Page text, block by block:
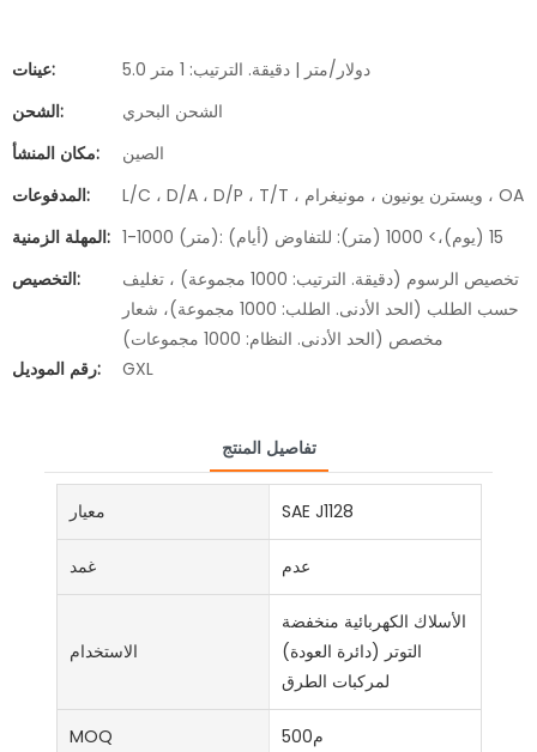
عينات:
5.0 دولار/متر | دقيقة. الترتيب: 1 متر
الشحن:
الشحن البحري
مكان المنشأ:
الصين
المدفوعات:
L/C ، D/A ، D/P ، T/T ، ويسترن يونيون ، مونيغرام ، OA
المهلة الزمنية:
1-1000 (متر): 15 (يوم)،> 1000 (متر): للتفاوض (أيام)
التخصيص:
تخصيص الرسوم (دقيقة. الترتيب: 1000 مجموعة) ، تغليف
حسب الطلب (الحد الأدنى. الطلب: 1000 مجموعة)، شعار
مخصص (الحد الأدنى. النظام: 1000 مجموعات)
رقم الموديل:
GXL
تفاصيل المنتج
معيار SAE J1128
غمد عدم
الاستخدام
الأسلاك الكهربائية منخفضة
التوتر (دائرة العودة)
لمركبات الطرق
MOQ م500